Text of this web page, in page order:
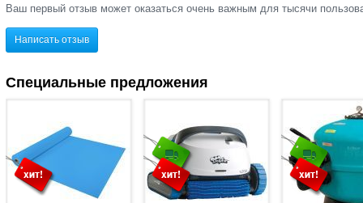
Ваш первый отзыв может оказаться очень важным для тысячи
Написать отзыв
Специальные предложения